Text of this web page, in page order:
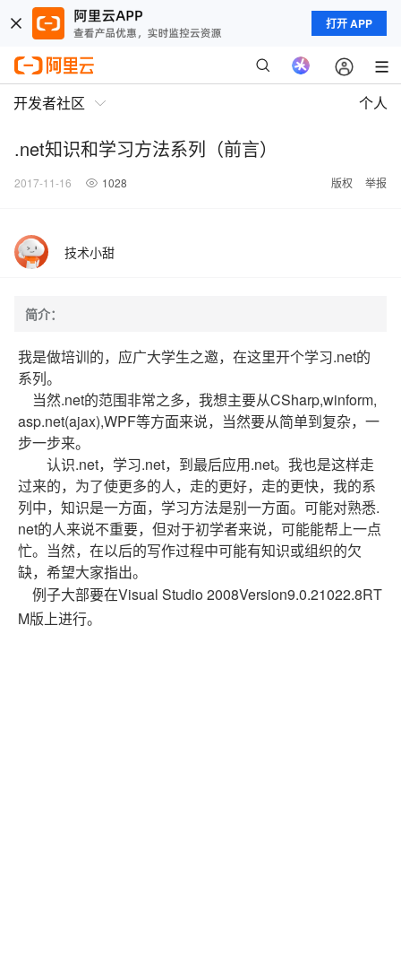
打开 APP
开发者社区 个人
.net知识和学习方法系列（前言）
2017-11-16 1028 版权 举报
技术小甜
简介：
我是做培训的，应广大学生之邀，在这里开个学习.net的
系列。
当然.net的范围非常之多，我想主要从CSharp,winform,
asp.net(ajax),WPF等方面来说，当然要从简单到复杂，一
步一步来。
认识.net，学习.net，到最后应用.net。我也是这样走
过来的，为了使更多的人，走的更好，走的更快，我的系
列中，知识是一方面，学习方法是别一方面。可能对熟悉.
net的人来说不重要，但对于初学者来说，可能能帮上一点
忙。当然，在以后的写作过程中可能有知识或组织的欠
缺，希望大家指出。
例子大部要在Visual Studio 2008Version9.0.21022.8RT
M版上进行。